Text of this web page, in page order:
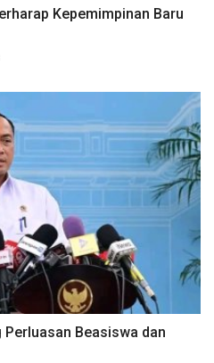
Kepemimpinan Baru
Beasiswa dan